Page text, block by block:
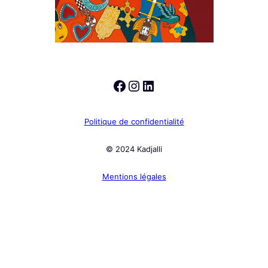
Facebook Instagram LinkedIn
Politique de confidentialité
© 2024 Kadjalli
Mentions légales